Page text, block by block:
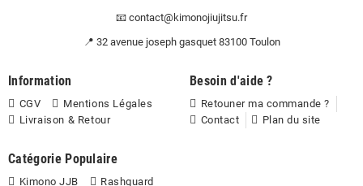
📧 contact@kimonojiujitsu.fr
📍 32 avenue joseph gasquet 83100 Toulon
Information
CGV
Mentions Légales
Livraison & Retour
Besoin d'aide ?
Retouner ma commande ?
Contact
Plan du site
Catégorie Populaire
Kimono JJB Rashguard